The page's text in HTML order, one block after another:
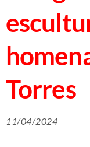
Torres
11/04/2024